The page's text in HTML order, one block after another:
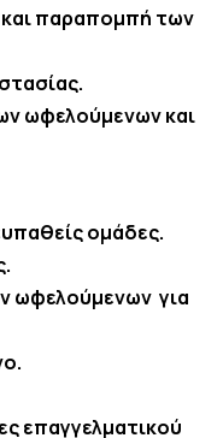
παραπομπή των
ωφελούμενων και
ομάδες.
ωφελούμενων για
επαγγελματικού